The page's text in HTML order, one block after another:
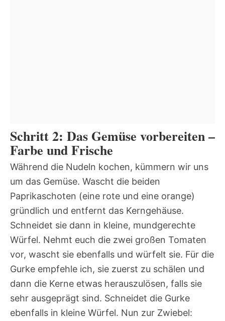
Schritt 2: Das Gemüse vorbereiten –
Farbe und Frische
Während die Nudeln kochen, kümmern wir uns
um das Gemüse. Wascht die beiden
Paprikaschoten (eine rote und eine orange)
gründlich und entfernt das Kerngehäuse.
Schneidet sie dann in kleine, mundgerechte
Würfel. Nehmt euch die zwei großen Tomaten
vor, wascht sie ebenfalls und würfelt sie. Für die
Gurke empfehle ich, sie zuerst zu schälen und
dann die Kerne etwas herauszulösen, falls sie
sehr ausgeprägt sind. Schneidet die Gurke
ebenfalls in kleine Würfel. Nun zur Zwiebel: